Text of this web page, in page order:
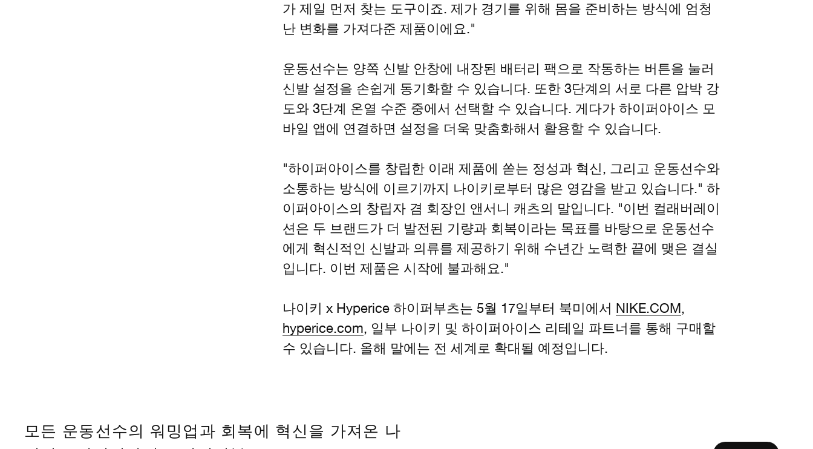
가 제일 먼저 찾는 도구이죠. 제가 경기를 위해 몸을 준비하는 방식에 엄청
난 변화를 가져다준 제품이에요."
운동선수는 양쪽 신발 안창에 내장된 배터리 팩으로 작동하는 버튼을 눌러
신발 설정을 손쉽게 동기화할 수 있습니다. 또한 3단계의 서로 다른 압박 강
도와 3단계 온열 수준 중에서 선택할 수 있습니다. 게다가 하이퍼아이스 모
바일 앱에 연결하면 설정을 더욱 맞춤화해서 활용할 수 있습니다.
"하이퍼아이스를 창립한 이래 제품에 쏟는 정성과 혁신, 그리고 운동선수와
소통하는 방식에 이르기까지 나이키로부터 많은 영감을 받고 있습니다." 하
이퍼아이스의 창립자 겸 회장인 앤서니 캐츠의 말입니다. "이번 컬래버레이
션은 두 브랜드가 더 발전된 기량과 회복이라는 목표를 바탕으로 운동선수
에게 혁신적인 신발과 의류를 제공하기 위해 수년간 노력한 끝에 맺은 결실
입니다. 이번 제품은 시작에 불과해요."
나이키 x Hyperice 하이퍼부츠는 5월 17일부터 북미에서 NIKE.COM,
hyperice.com, 일부 나이키 및 하이퍼아이스 리테일 파트너를 통해 구매할
수 있습니다. 올해 말에는 전 세계로 확대될 예정입니다.
모든 운동선수의 워밍업과 회복에 혁신을 가져온 나